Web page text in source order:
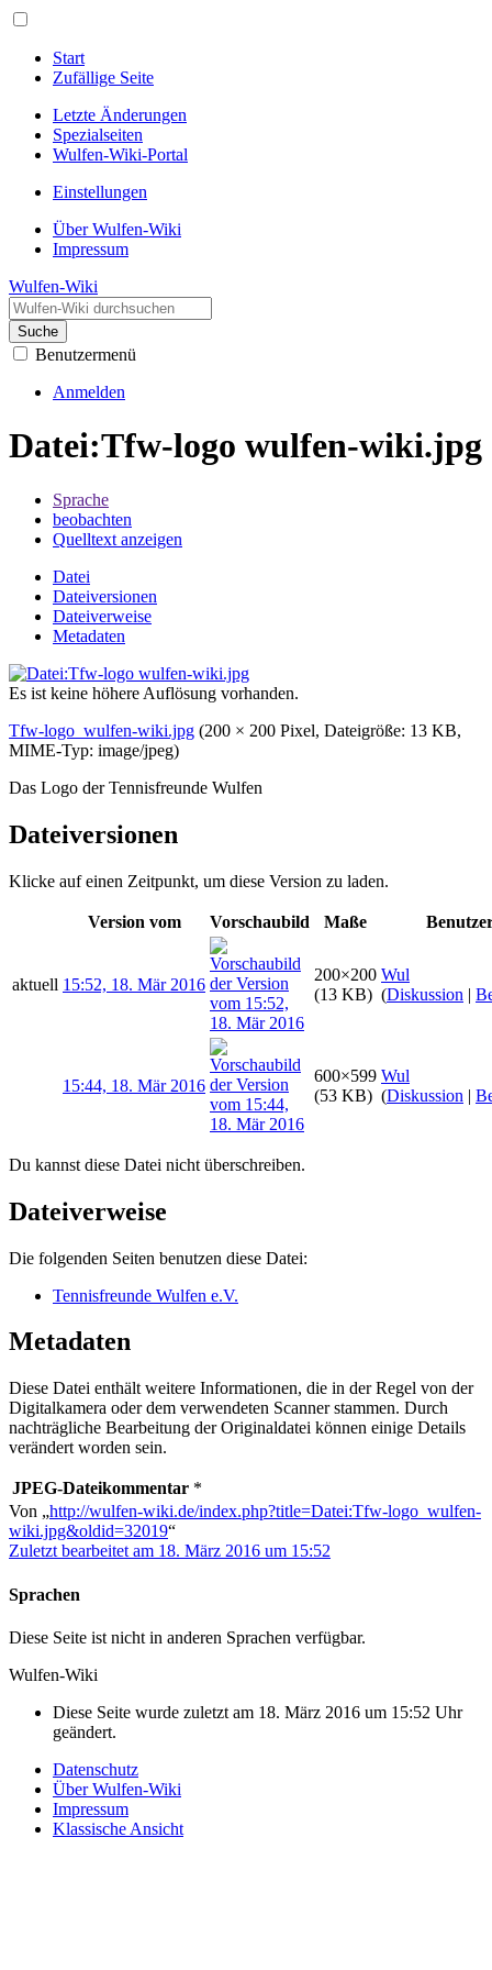
Start
Zufällige Seite
Letzte Änderungen
Spezialseiten
Wulfen-Wiki-Portal
Einstellungen
Über Wulfen-Wiki
Impressum
Wulfen-Wiki
Suche
Benutzermenü
Anmelden
Datei:Tfw-logo wulfen-wiki.jpg
Sprache
beobachten
Quelltext anzeigen
Datei
Dateiversionen
Dateiverweise
Metadaten
Es ist keine höhere Auflösung vorhanden.
Tfw-logo_wulfen-wiki.jpg (200 × 200 Pixel, Dateigröße: 13 KB,
MIME-Typ: image/jpeg)
Das Logo der Tennisfreunde Wulfen
Dateiversionen
Klicke auf einen Zeitpunkt, um diese Version zu laden.
Version vom Vorschaubild Maße
aktuell 15:52, 18. Mär 2016
200×200
(13 KB)
Wul
(Diskussion |
15:44, 18. Mär 2016
600×599
(53 KB)
Wul
(Diskussion |
Du kannst diese Datei nicht überschreiben.
Dateiverweise
Die folgenden Seiten benutzen diese Datei:
Tennisfreunde Wulfen e.V.
Metadaten
Diese Datei enthält weitere Informationen, die in der Regel von der
Digitalkamera oder dem verwendeten Scanner stammen. Durch
nachträgliche Bearbeitung der Originaldatei können einige Details
verändert worden sein.
JPEG-Dateikommentar *
Von „http://wulfen-wiki.de/index.php?title=Datei:Tfw-logo_wulfen-
wiki.jpg&oldid=32019“
Zuletzt bearbeitet am 18. März 2016 um 15:52
Sprachen
Diese Seite ist nicht in anderen Sprachen verfügbar.
Wulfen-Wiki
Diese Seite wurde zuletzt am 18. März 2016 um 15:52 Uhr
geändert.
Datenschutz
Über Wulfen-Wiki
Impressum
Klassische Ansicht